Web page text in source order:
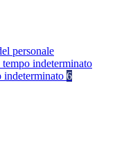
personale
tempo indeterminato
indeterminato 6